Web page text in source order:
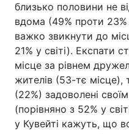
близько половини не
вдома (49% проти
важко звикнути до
21% у світі). Експати
місце за рівнем
жителів (53-тє місце),
(22%) задоволені
(порівняно з 52% у
у Кувейті кажуть, що